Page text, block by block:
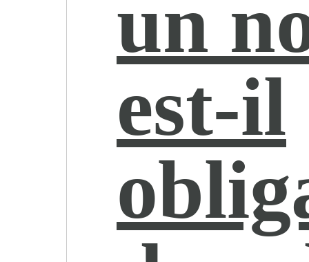
un
est-il